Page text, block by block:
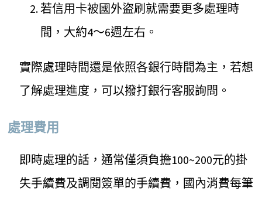
若信用卡被國外盜刷就需要更多處理時
間，大約4～6週左右。
實際處理時間還是依照各銀行時間為主，若想
了解處理進度，可以撥打銀行客服詢問。
處理費用
即時處理的話，通常僅須負擔100~200元的掛
失手續費及調閱簽單的手續費，國內消費每筆